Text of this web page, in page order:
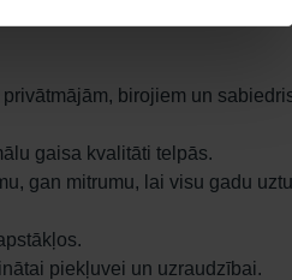
birojiem un
gaisa kvalitāti telpās.
gan mitrumu, lai visu gadu
piekļuvei un uzraudzībai.